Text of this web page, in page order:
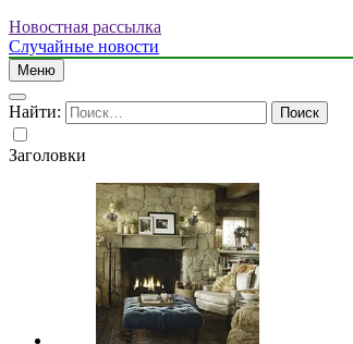
Новостная рассылка
Случайные новости
Меню
Найти:
Заголовки